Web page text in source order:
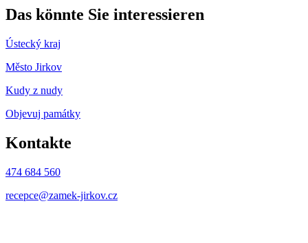
Das könnte Sie interessieren
Ústecký kraj
Město Jirkov
Kudy z nudy
Objevuj památky
Kontakte
474 684 560
recepce@zamek-jirkov.cz